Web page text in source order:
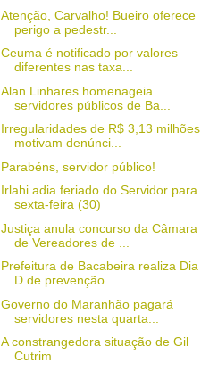
Atenção, Carvalho! Bueiro oferece
perigo a pedestr...
Ceuma é notificado por valores
diferentes nas taxa...
Alan Linhares homenageia
servidores públicos de Ba...
Irregularidades de R$ 3,13 milhões
motivam denúnci...
Parabéns, servidor público!
Irlahi adia feriado do Servidor para
sexta-feira (30)
Justiça anula concurso da Câmara
de Vereadores de ...
Prefeitura de Bacabeira realiza Dia
D de prevenção...
Governo do Maranhão pagará
servidores nesta quarta...
A constrangedora situação de Gil
Cutrim